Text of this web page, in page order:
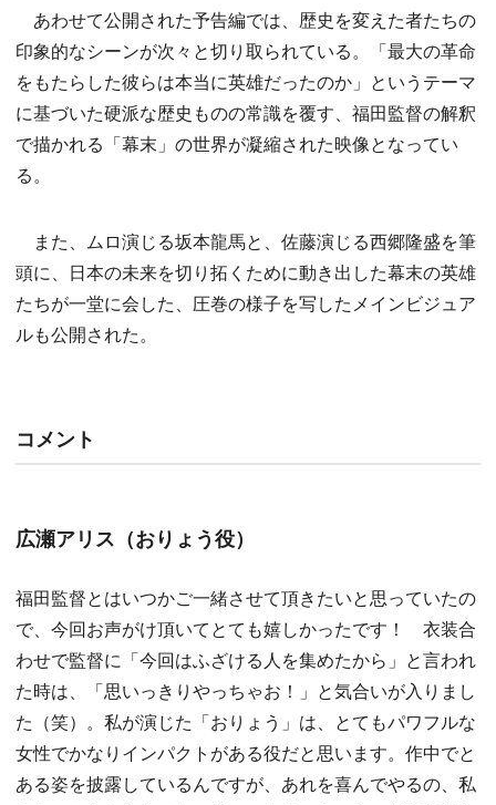
あわせて公開された予告編では、歴史を変えた者たちの
印象的なシーンが次々と切り取られている。「最大の革命
をもたらした彼らは本当に英雄だったのか」というテーマ
に基づいた硬派な歴史ものの常識を覆す、福田監督の解釈
で描かれる「幕末」の世界が凝縮された映像となってい
る。
また、ムロ演じる坂本龍馬と、佐藤演じる西郷隆盛を筆
頭に、日本の未来を切り拓くために動き出した幕末の英雄
たちが一堂に会した、圧巻の様子を写したメインビジュア
ルも公開された。
コメント
広瀬アリス（おりょう役）
福田監督とはいつかご一緒させて頂きたいと思っていたの
で、今回お声がけ頂いてとても嬉しかったです！ 衣装合
わせで監督に「今回はふざける人を集めたから」と言われ
た時は、「思いっきりやっちゃお！」と気合いが入りまし
た（笑）。私が演じた「おりょう」は、とてもパワフルな
女性でかなりインパクトがある役だと思います。作中でと
ある姿を披露しているんですが、あれを喜んでやるの、私